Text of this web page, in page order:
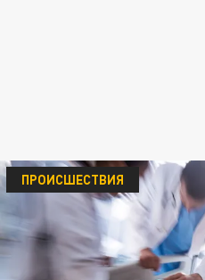
ПРОИСШЕСТВИЯ